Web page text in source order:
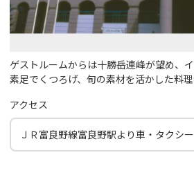
ゲストルームからは十勝岳連峰が望め、
素足でくつろげ、旬の素材を活かした料理
アクセス
ＪＲ富良野線富良野駅より車・タクシ